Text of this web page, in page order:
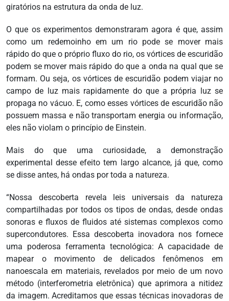
giratórios na estrutura da onda de luz.
O que os experimentos demonstraram agora é que, assim
como um redemoinho em um rio pode se mover mais
rápido do que o próprio fluxo do rio, os vórtices de escuridão
podem se mover mais rápido do que a onda na qual que se
formam. Ou seja, os vórtices de escuridão podem viajar no
campo de luz mais rapidamente do que a própria luz se
propaga no vácuo. E, como esses vórtices de escuridão não
possuem massa e não transportam energia ou informação,
eles não violam o princípio de Einstein.
Mais do que uma curiosidade, a demonstração
experimental desse efeito tem largo alcance, já que, como
se disse antes, há ondas por toda a natureza.
“Nossa descoberta revela leis universais da natureza
compartilhadas por todos os tipos de ondas, desde ondas
sonoras e fluxos de fluidos até sistemas complexos como
supercondutores. Essa descoberta inovadora nos fornece
uma poderosa ferramenta tecnológica: A capacidade de
mapear o movimento de delicados fenômenos em
nanoescala em materiais, revelados por meio de um novo
método (interferometria eletrônica) que aprimora a nitidez
da imagem. Acreditamos que essas técnicas inovadoras de